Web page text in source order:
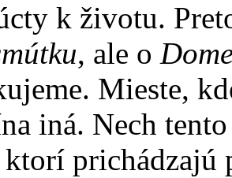
k životu.
, ale o
Mieste,
iná. Nech
ktorí